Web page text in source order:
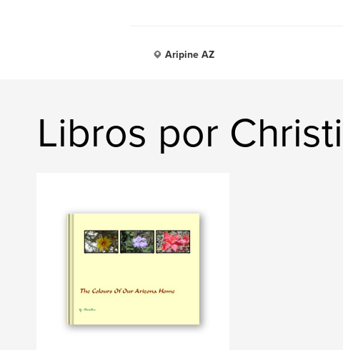
Aripine AZ
Libros por